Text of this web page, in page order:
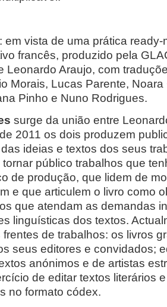
em vista de uma prática
francês, produzido pela
Leonardo Araujo, com
Morais, Lucas Parente,
Pinho e Nuno Rodrigues.
surge da união entre
2011 os dois produzem
ideias e textos dos seus
público trabalhos que
de produção, que lidem de
e que articulem o livro como
que atendam as demandas
linguísticas dos textos.
de trabalhos: os livros
seus editores e convidados;
anónimos e de artistas
de editar textos literários
no formato códex.